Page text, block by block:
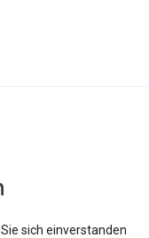
sich einverstanden